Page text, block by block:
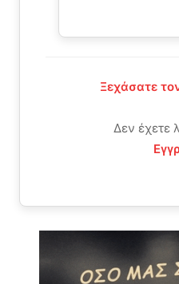
Ξεχάσατε
Δεν έχετε